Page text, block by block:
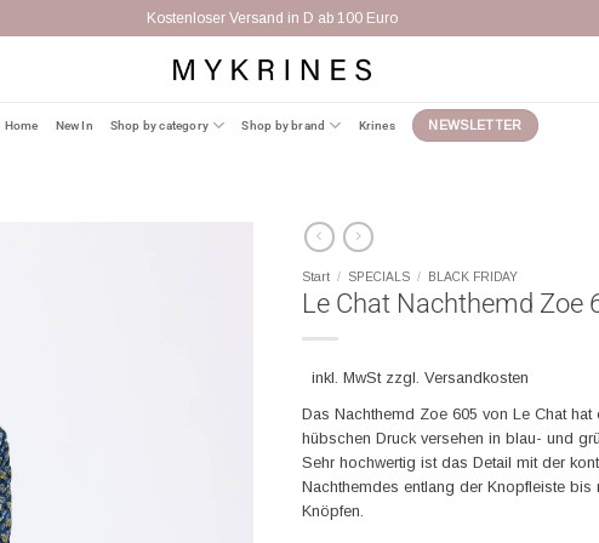
Kostenloser Versand in D ab 100 Euro
Home New In Shop by category Shop by brand Krines NEWSLETTER
Start / SPECIALS / BLACK FRIDAY
Le Chat Nachthemd Zoe
inkl. MwSt zzgl. Versandkosten
Das Nachthemd Zoe 605 von Le Chat
hübschen Druck versehen in blau- und
Sehr hochwertig ist das Detail mit der
Nachthemdes entlang der Knopfleiste
Knöpfen.